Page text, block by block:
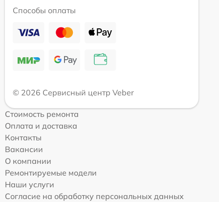
Способы оплаты
© 2026 Сервисный центр Veber
Стоимость ремонта
Оплата и доставка
Контакты
Вакансии
О компании
Ремонтируемые модели
Наши услуги
Согласие на обработку персональных данных